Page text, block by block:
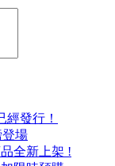
發行！
登場
全新上架 !